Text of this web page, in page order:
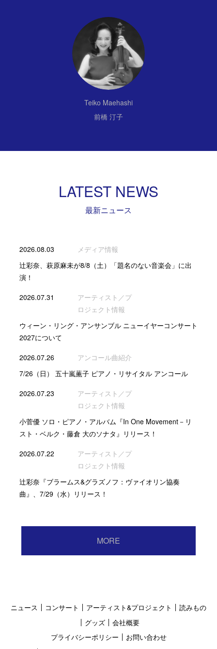
Teiko Maehashi
前橋 汀子
LATEST NEWS
最新ニュース
2026.08.03
メディア情報
辻彩奈、萩原麻未が8/8（土）「題名のない音楽会」に出
演！
2026.07.31
アーティスト／プ
ロジェクト情報
ウィーン・リング・アンサンブル ニューイヤーコンサート
2027について
2026.07.26
アンコール曲紹介
7/26（日） 五十嵐薫子 ピアノ・リサイタル アンコール
2026.07.23
アーティスト／プ
ロジェクト情報
小菅優 ソロ・ピアノ・アルバム『In One Movement－リ
スト・ベルク・藤倉 大のソナタ』リリース！
2026.07.22
アーティスト／プ
ロジェクト情報
辻彩奈『ブラームス&グラズノフ：ヴァイオリン協奏
曲』、7/29（水）リリース！
MORE
ニュース コンサート アーティスト&プロジェクト
読みもの
グッズ
会社概要
プライバシーポリシー
お問い合わせ